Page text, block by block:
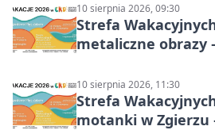
10 sierpnia 2026, 09:30
Strefa
metaliczne obrazy
10 sierpnia 2026, 11:30
Strefa
motanki w Zgierzu